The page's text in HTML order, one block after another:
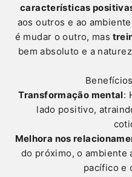
características
aos outros e ao
é mudar o outro, mas
bem absoluto e a
Transformação mental:
lado positivo,
Melhora nos
do próximo, o ambiente
pacífico e